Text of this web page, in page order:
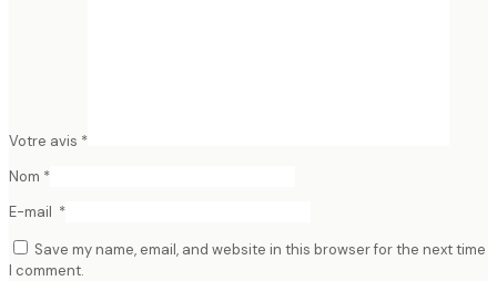
Votre avis *
Nom *
E-mail *
Save my name, email, and website in this browser for the next time
I comment.